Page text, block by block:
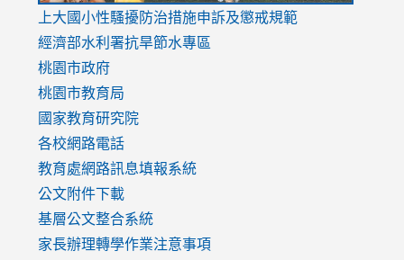
link
to
https://www.youtube.com/watch?
v=mfpNykQ0g4M
上大國小性騷擾防治措施申訴及懲戒規範
經濟部水利署抗旱節水專區
桃園市政府
桃園市教育局
國家教育研究院
各校網路電話
教育處網路訊息填報系統
公文附件下載
基層公文整合系統
家長辦理轉學作業注意事項